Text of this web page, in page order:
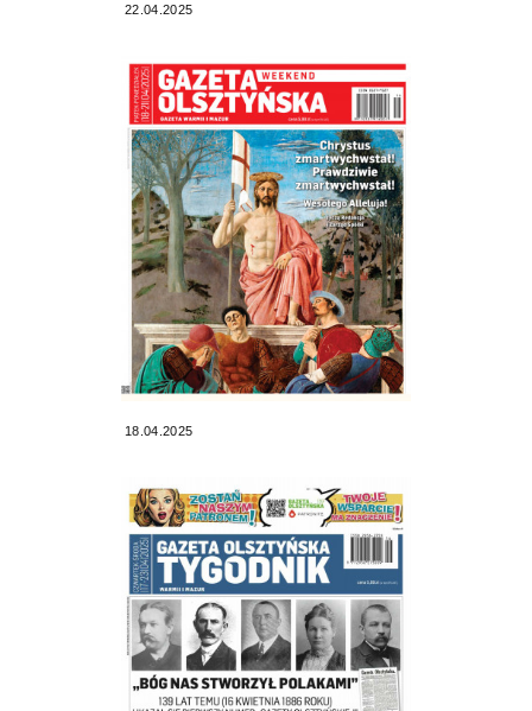
22.04.2025
18.04.2025